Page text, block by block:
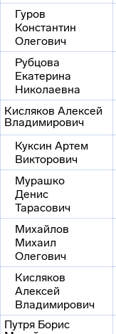
Гуров
Константин
Олегович
Рубцова
Екатерина
Николаевна
Кисляков Алексей
Владимирович
Куксин Артем
Викторович
Мурашко
Денис
Тарасович
Михайлов
Михаил
Олегович
Кисляков
Алексей
Владимирович
Путря Борис